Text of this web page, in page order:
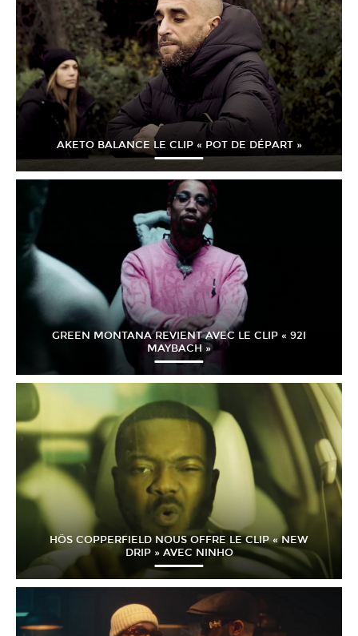
AKETO BALANCE LE CLIP « POT DE DÉPART »
GREEN MONTANA REVIENT AVEC LE CLIP « 92I
MAYBACH »
HÖS COPPERFIELD NOUS OFFRE LE CLIP « NEW
DRIP » AVEC NINHO